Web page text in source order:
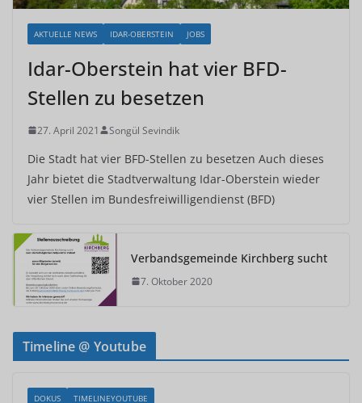
AKTUELLE NEWS IDAR-OBERSTEIN JOBS
Idar-Oberstein hat vier BFD-
Stellen zu besetzen
27. April 2021 Songül Sevindik
Die Stadt hat vier BFD-Stellen zu besetzen Auch dieses
Jahr bietet die Stadtverwaltung Idar-Oberstein wieder
vier Stellen im Bundesfreiwilligendienst (BFD)
Verbandsgemeinde Kirchberg sucht
7. Oktober 2020
Timeline @ Youtube
DOKUS TIMELINEYOUTUBE